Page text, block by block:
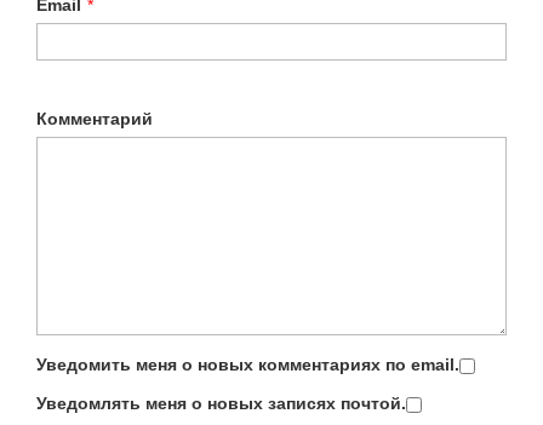
Email *
Комментарий
Уведомить меня о новых комментариях по email.
Уведомлять меня о новых записях почтой.